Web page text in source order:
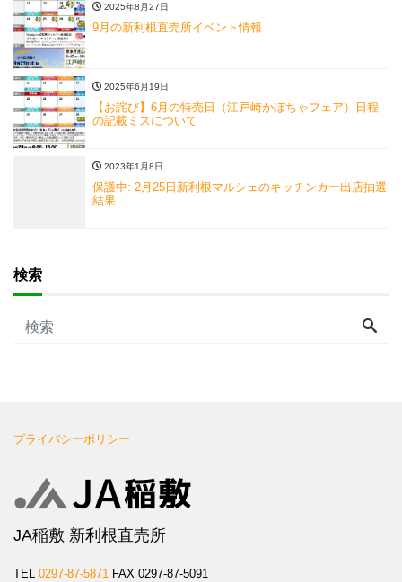
2025年8月27日
9月の新利根直売所イベント情報
2025年6月19日
【お詫び】6月の特売日（江戸崎かぼちゃフェア）日程
の記載ミスについて
2023年1月8日
保護中: 2月25日新利根マルシェのキッチンカー出店抽選
結果
検索
プライバシーポリシー
JA稲敷 新利根直売所
TEL 0297-87-5871 FAX 0297-87-5091